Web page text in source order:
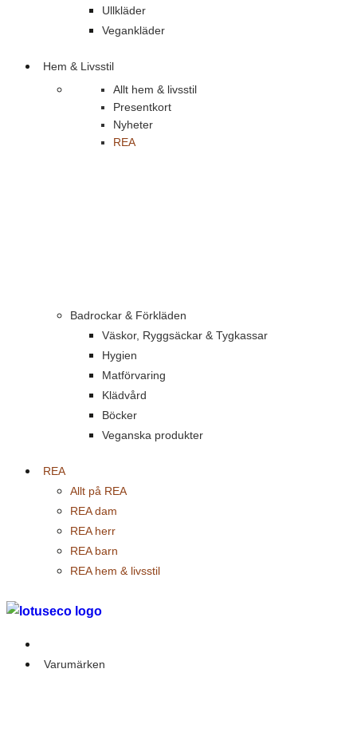
Ullkläder
Vegankläder
Hem & Livsstil
Allt hem & livsstil
Presentkort
Nyheter
REA
Badrockar & Förkläden
Väskor, Ryggsäckar & Tygkassar
Hygien
Matförvaring
Klädvård
Böcker
Veganska produkter
REA
Allt på REA
REA dam
REA herr
REA barn
REA hem & livsstil
Varumärken